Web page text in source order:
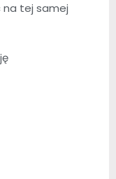
na tej samej